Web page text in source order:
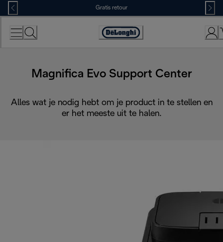
Skip
to
Content
Gratis retour
Accessibility
Magnifica Evo Support Center
Alles wat je nodig hebt om je product in te stellen en
er het meeste uit te halen.